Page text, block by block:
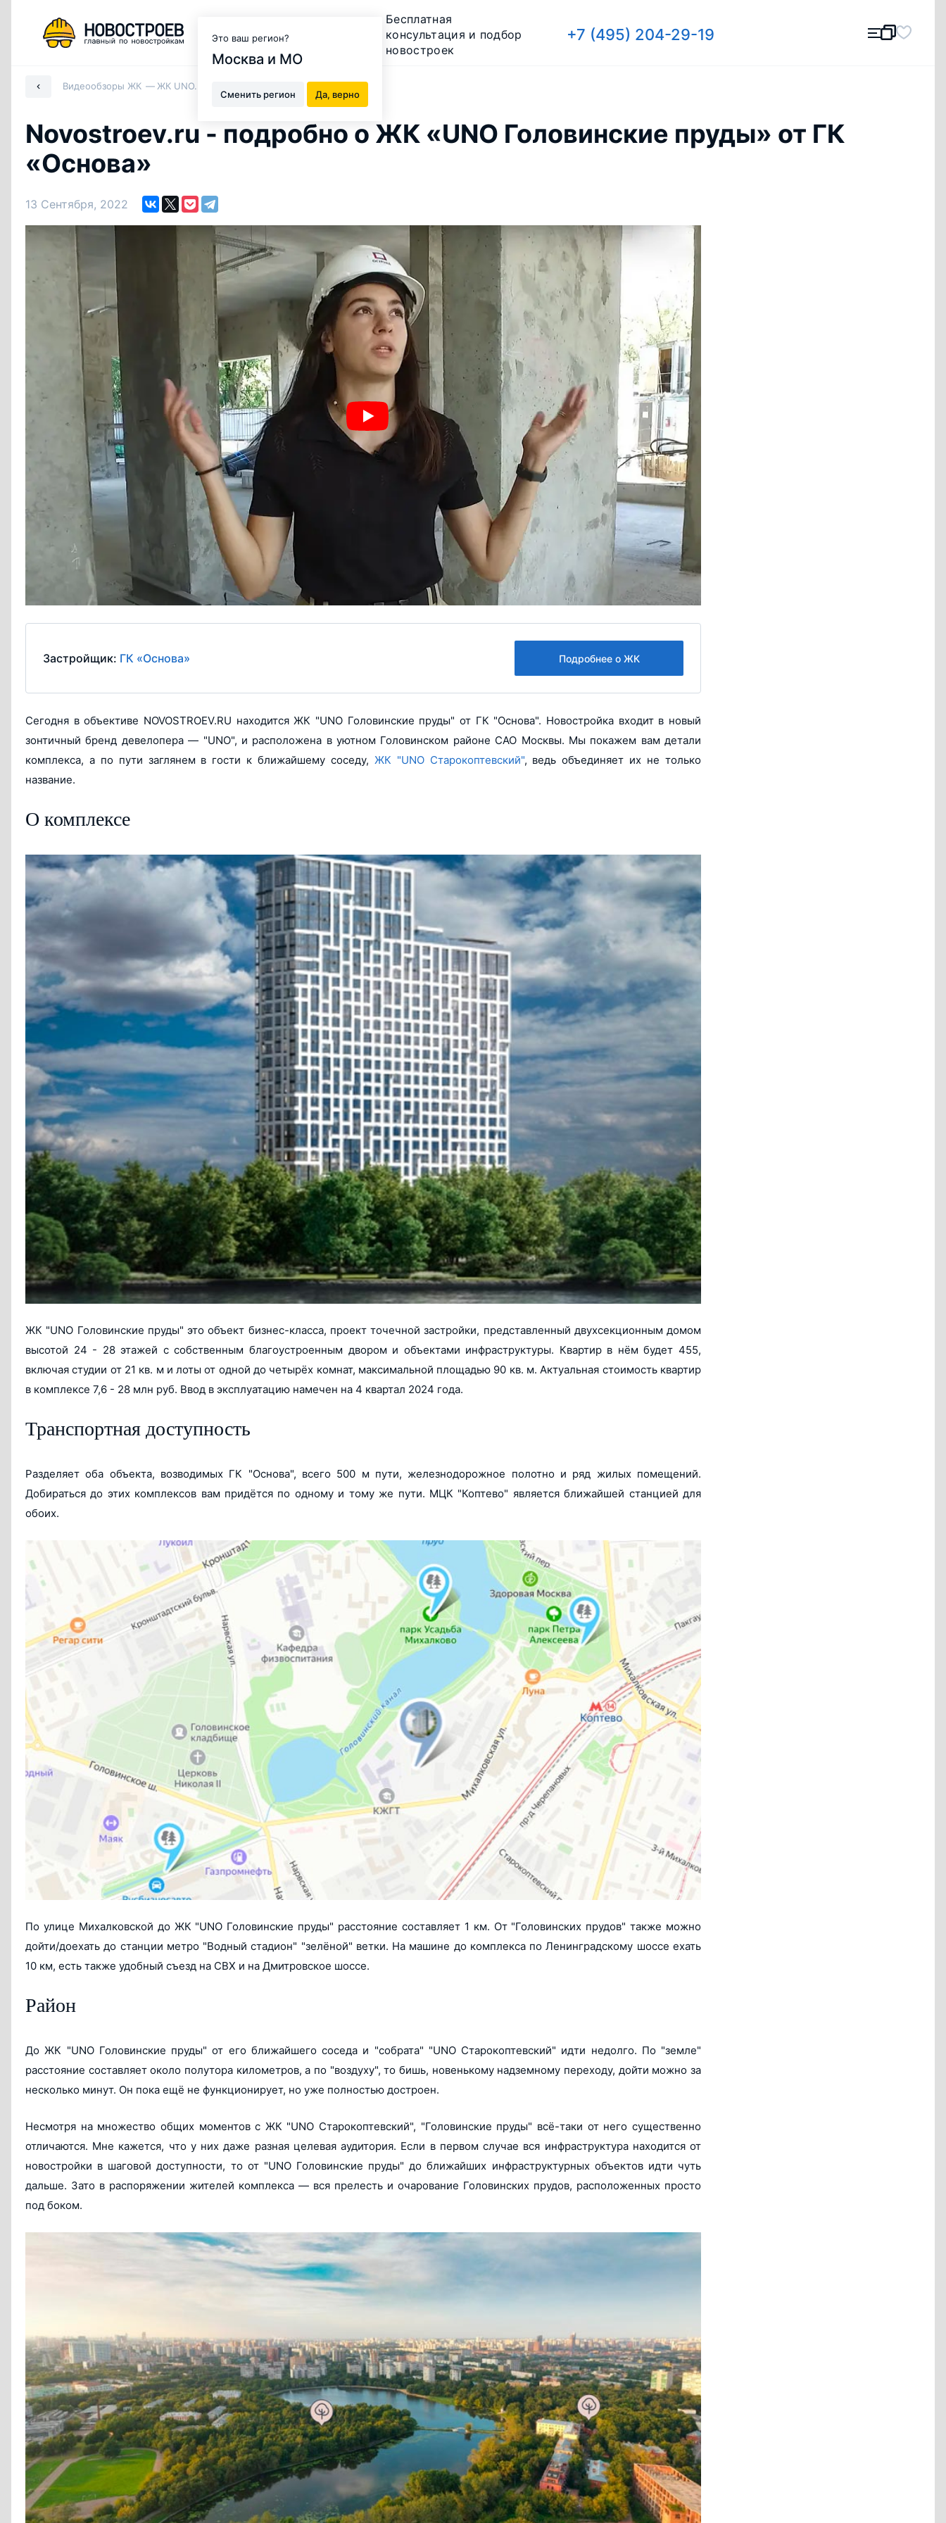
Это ваш регион?
Москва и МО
Сменить регион Да, верно
Бесплатная
консультация и подбор
новостроек
+7 (495) 204-29-19
Видеообзоры ЖК ЖК UNO.Головинские пруды
Novostroev.ru - подробно о ЖК «UNO Головинские пруды» от ГК
«Основа»
13 Сентября, 2022
Застройщик: ГК «Основа» Подробнее о ЖК
Сегодня в объективе NOVOSTROEV.RU находится ЖК "UNO Головинские пруды" от ГК "Основа". Новостройка входит в новый
зонтичный бренд девелопера ― "UNO", и расположена в уютном Головинском районе САО Москвы. Мы покажем вам детали
комплекса, а по пути заглянем в гости к ближайшему соседу, ЖК "UNO Старокоптевский", ведь объединяет их не только
название.
О комплексе
ЖК "UNO Головинские пруды" это объект бизнес-класса, проект точечной застройки, представленный двухсекционным домом
высотой 24 - 28 этажей с собственным благоустроенным двором и объектами инфраструктуры. Квартир в нём будет 455,
включая студии от 21 кв. м и лоты от одной до четырёх комнат, максимальной площадью 90 кв. м. Актуальная стоимость квартир
в комплексе 7,6 - 28 млн руб. Ввод в эксплуатацию намечен на 4 квартал 2024 года.
Транспортная доступность
Разделяет оба объекта, возводимых ГК "Основа", всего 500 м пути, железнодорожное полотно и ряд жилых помещений.
Добираться до этих комплексов вам придётся по одному и тому же пути. МЦК "Коптево" является ближайшей станцией для
обоих.
По улице Михалковской до ЖК "UNO Головинские пруды" расстояние составляет 1 км. От "Головинских прудов" также можно
дойти/доехать до станции метро "Водный стадион" "зелёной" ветки. На машине до комплекса по Ленинградскому шоссе ехать
10 км, есть также удобный съезд на СВХ и на Дмитровское шоссе.
Район
До ЖК "UNO Головинские пруды" от его ближайшего соседа и "собрата" "UNО Старокоптевский" идти недолго. По "земле"
расстояние составляет около полутора километров, а по "воздуху", то бишь, новенькому надземному переходу, дойти можно за
несколько минут. Он пока ещё не функционирует, но уже полностью достроен.
Несмотря на множество общих моментов с ЖК "UNО Старокоптевский", "Головинские пруды" всё-таки от него существенно
отличаются. Мне кажется, что у них даже разная целевая аудитория. Если в первом случае вся инфраструктура находится от
новостройки в шаговой доступности, то от "UNO Головинские пруды" до ближайших инфраструктурных объектов идти чуть
дальше. Зато в распоряжении жителей комплекса ― вся прелесть и очарование Головинских прудов, расположенных просто
под боком.